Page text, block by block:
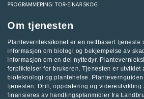
PROGRAMMERING: TOR-EINAR SKOG
Om tjenesten
Plantevernleksikonet er en nettbasert tjeneste
informasjon om biologi og bekjempelse av
informasjon om en del nyttedyr.
forpliktelser for brukeren. Tjenesten er utviklet
bioteknologi og plantehelse . Plantevernguiden
tjenesten. Drift, oppdatering og videreutvikling
finansieres av handlingsplanmidler fra